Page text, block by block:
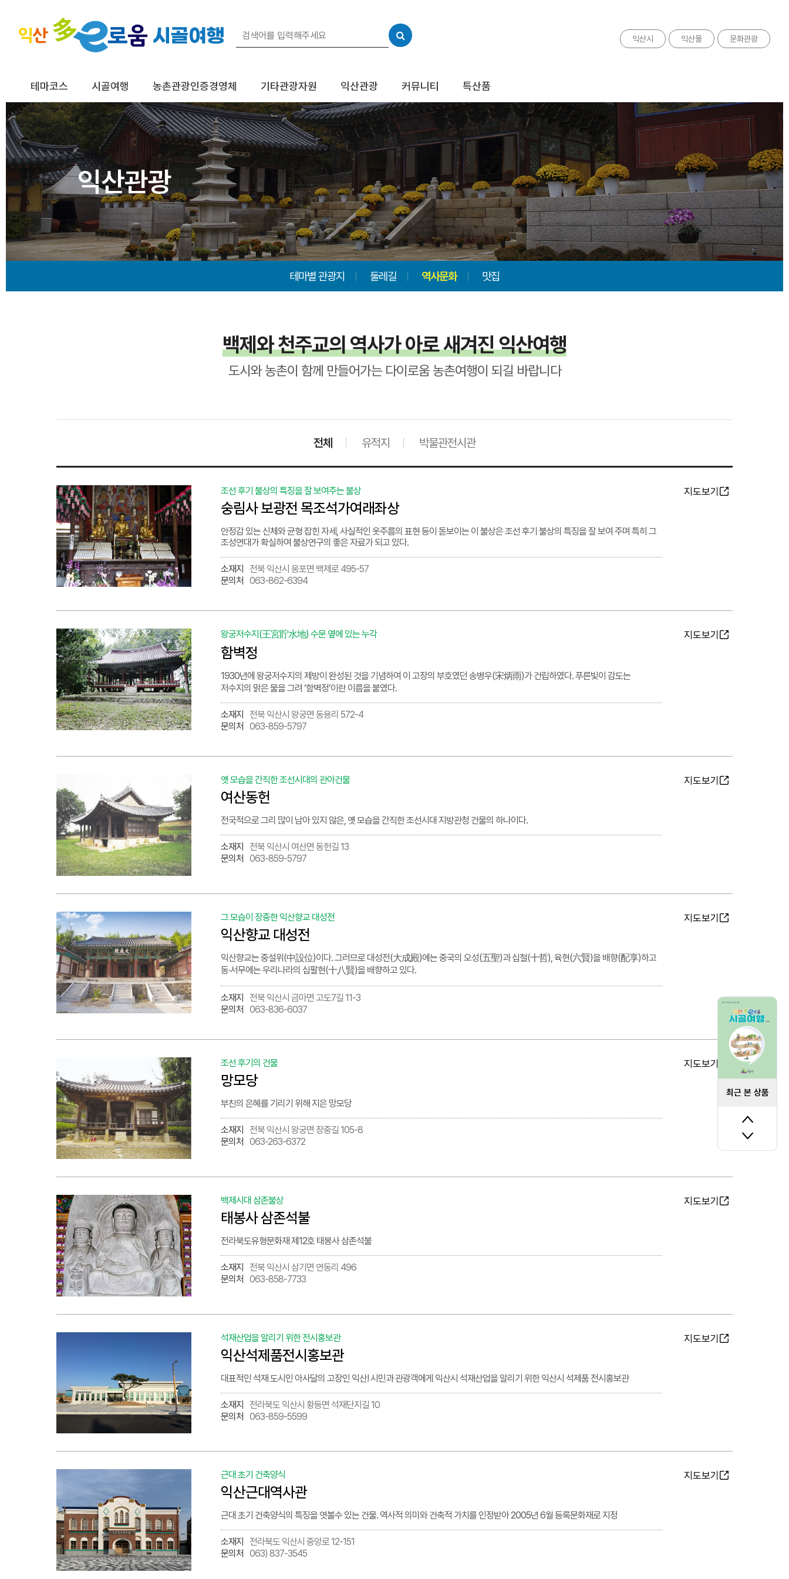
익산시 익산몰 문화관광
테마코스 시골여행 농촌관광인증경영체 기타관광자원 익산관광 커뮤니티 특산품
최근 본 상품
익산관광
테마별 관광지 둘레길 역사문화 맛집
백제와 천주교의 역사가 아로 새겨진 익산여행
도시와 농촌이 함께 만들어가는 다이로움 농촌여행이 되길 바랍니다
전체 유적지 박물관전시관
조선 후기 불상의 특징을 잘 보여주는 불상
숭림사 보광전 목조석가여래좌상
안정감 있는 신체와 균형 잡힌 자세, 사실적인 옷주름의 표현 등이 돋보이는 이 불상은 조선 후기 불상의 특징을 잘 보여 주며 특히 그
조성연대가 확실하여 불상연구의 좋은 자료가 되고 있다.
소재지
전북 익산시 웅포면 백제로 495-57
문의처
063-862-6394
지도보기
왕궁저수지(王宮貯水地) 수문 옆에 있는 누각
함벽정
1930년에 왕궁저수지의 제방이 완성된 것을 기념하여 이 고장의 부호였던 송병우(宋炳雨)가 건립하였다. 푸른빛이 감도는
저수지의 맑은 물을 그려 ‘함벽정’이란 이름을 붙였다.
소재지
전북 익산시 왕궁면 동용리 572-4
문의처
063-859-5797
지도보기
옛 모습을 간직한 조선시대의 관아건물
여산동헌
전국적으로 그리 많이 남아 있지 않은, 옛 모습을 간직한 조선시대 지방관청 건물의 하나이다.
소재지
전북 익산시 여산면 동헌길 13
문의처
063-859-5797
지도보기
그 모습이 장중한 익산향교 대성전
익산향교 대성전
익산향교는 중설위(中設位)이다. 그러므로 대성전(大成殿)에는 중국의 오성(五聖)과 십철(十哲), 육현(六賢)을 배향(配享)하고
동·서무에는 우리나라의 십팔현(十八賢)을 배향하고 있다.
소재지
전북 익산시 금마면 고도7길 11-3
문의처
063-836-6037
지도보기
조선 후기의 건물
망모당
부친의 은혜를 기리기 위해 지은 망모당
소재지
전북 익산시 왕궁면 장중길 105-8
문의처
063-263-6372
지도보기
백제시대 삼존불상
태봉사 삼존석불
전라북도유형문화재 제12호 태봉사 삼존석불
소재지
전북 익산시 삼기면 연동리 496
문의처
063-858-7733
지도보기
석재산업을 알리기 위한 전시홍보관
익산석제품전시홍보관
대표적인 석재 도시인 아사달의 고장인 익산! 시민과 관광객에게 익산시 석재산업을 알리기 위한 익산시 석제품 전시홍보관
소재지
전라북도 익산시 황등면 석재단지길 10
문의처
063-859-5599
지도보기
근대 초기 건축양식
익산근대역사관
근대 초기 건축양식의 특징을 엿볼수 있는 건물. 역사적 의미와 건축적 가치를 인정받아 2005년 6월 등록문화재로 지정
소재지
전라북도 익산시 중앙로 12-151
문의처
063) 837-3545
지도보기